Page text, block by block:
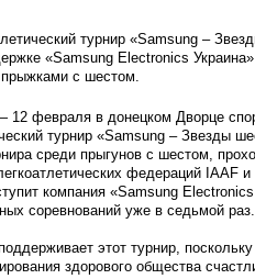
турнир «Samsung –
«Samsung Electronics
с шестом.
12 февраля в донецком Дворце
турнир «Samsung – Звезды
среди прыгунов с шестом,
федераций IAAF
компания «Samsung Electronics
соревнований уже в седьмой раз.
этот турнир,
здорового общества